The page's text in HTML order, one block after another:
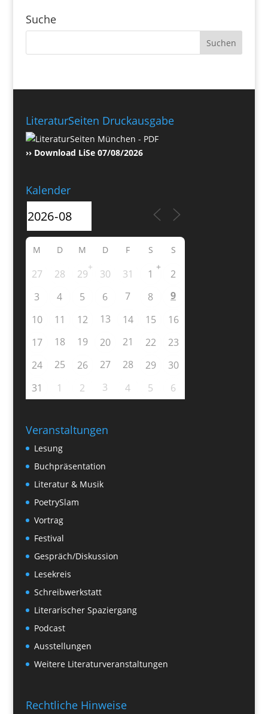
Suche
LiteraturSeiten Druckausgabe
›› Download LiSe 07/08/2026
Kalender
M D M D F S S
27 28 29
+
30 31 1
+
2
3
4 5 6 7 8
9
10
11 12 13 14 15
16
17
18 19 20 21 22
23
24
25 26 27 28 29
30
31
1 2 3 4 5 6
Veranstaltungen
Lesung
Buchpräsentation
Literatur & Musik
PoetrySlam
Vortrag
Festival
Gespräch/Diskussion
Lesekreis
Schreibwerkstatt
Literarischer Spaziergang
Podcast
Ausstellungen
Weitere Literaturveranstaltungen
Rechtliche Hinweise